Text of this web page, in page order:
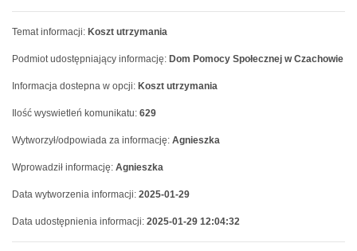
Temat informacji: Koszt utrzymania
Podmiot udostępniający informację: Dom Pomocy Społecznej w Czachowie
Informacja dostepna w opcji: Koszt utrzymania
Ilość wyswietleń komunikatu: 629
Wytworzył/odpowiada za informację: Agnieszka
Wprowadził informację: Agnieszka
Data wytworzenia informacji: 2025-01-29
Data udostępnienia informacji: 2025-01-29 12:04:32